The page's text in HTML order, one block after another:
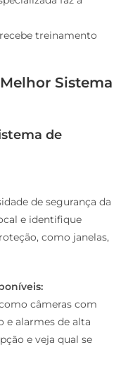
treinamento
Sistema
de
de segurança da
e identifique
como janelas,
câmeras com
e alarmes de alta
e veja qual se